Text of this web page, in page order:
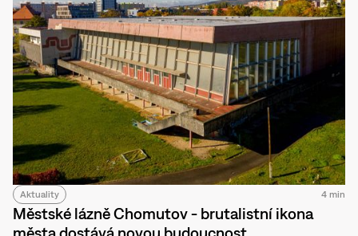
Aktuality 4 min
Městské lázně Chomutov - brutalistní ikona